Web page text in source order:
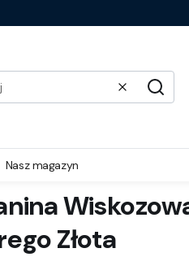
WyczyśćSzukaj
Nasz magazyn
Złota